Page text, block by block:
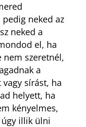
neked az
neked a
el, ha
nem szeretnél,
a
sírást, ha
helyett, ha
kényelmes,
illik ülni